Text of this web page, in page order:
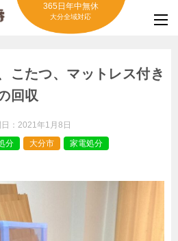
365日年中無休
大分全域対応
こたつ、マットレス付き
回収
： 2021年1月8日
分 大分市 家電処分